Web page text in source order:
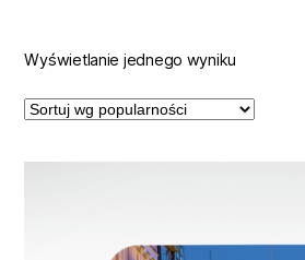
Wyświetlanie jednego wyniku